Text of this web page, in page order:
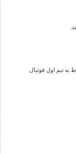
به تیم اول فوتبال